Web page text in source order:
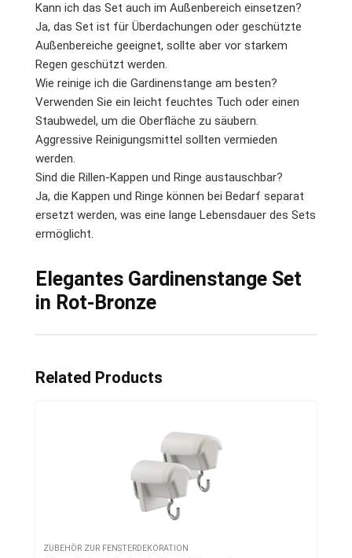
Kann ich das Set auch im Außenbereich einsetzen?
Ja, das Set ist für Überdachungen oder geschützte
Außenbereiche geeignet, sollte aber vor starkem
Regen geschützt werden.
Wie reinige ich die Gardinenstange am besten?
Verwenden Sie ein leicht feuchtes Tuch oder einen
Staubwedel, um die Oberfläche zu säubern.
Aggressive Reinigungsmittel sollten vermieden
werden.
Sind die Rillen-Kappen und Ringe austauschbar?
Ja, die Kappen und Ringe können bei Bedarf separat
ersetzt werden, was eine lange Lebensdauer des Sets
ermöglicht.
Elegantes Gardinenstange Set
in Rot-Bronze
Related Products
ZUBEHÖR ZUR FENSTERDEKORATION